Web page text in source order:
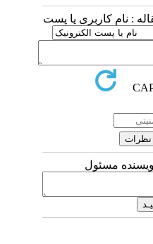
: نام کاربری یا پست
مسئول